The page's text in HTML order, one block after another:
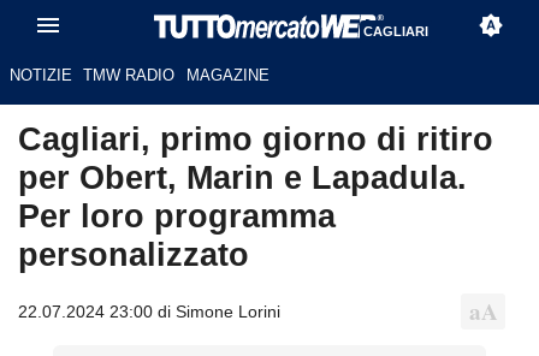
CAGLIARI
NOTIZIE TMW RADIO MAGAZINE
Cagliari, primo giorno di ritiro
per Obert, Marin e Lapadula.
Per loro programma
personalizzato
22.07.2024 23:00 di Simone Lorini